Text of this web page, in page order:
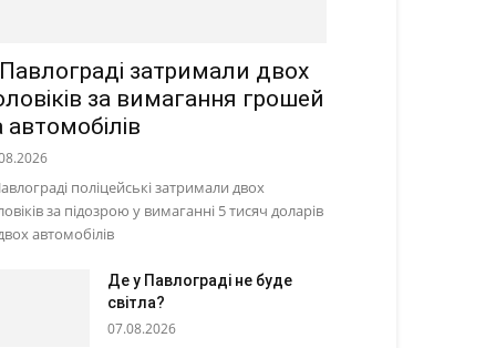
затримали двох
за вимагання грошей
автомобілів
поліцейські затримали двох
за підозрою у вимаганні 5 тисяч доларів
автомобілів
Де у Павлограді не буде
світла?
07.08.2026